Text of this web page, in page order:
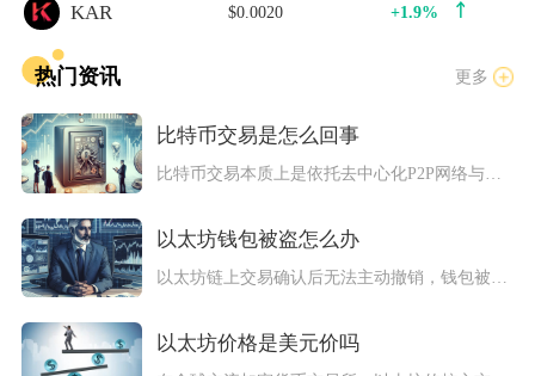
KAR $0.0020 +1.9%
热门资讯 更多
比特币交易是怎么回事
比特币交易本质上是依托去中心化P2P网络与密码学，完成比特币...
以太坊钱包被盗怎么办
以太坊价格是美元价吗